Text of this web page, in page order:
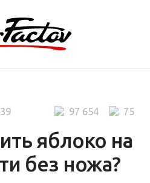
яблоко на
без ножа?
75
97 654